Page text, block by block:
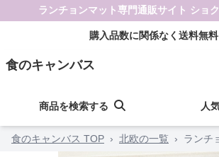
ランチョンマット専門通販サイト ショ
購入品数に関係なく送料無料
食のキャンバス
商品を検索する 人
食のキャンバス TOP › 北欧の一覧 › ランチ